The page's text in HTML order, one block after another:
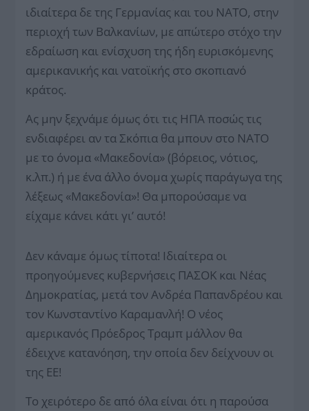
ιδιαίτερα δε της Γερμανίας και του ΝΑΤΟ, στην
περιοχή των Βαλκανίων, με απώτερο στόχο την
εδραίωση και ενίσχυση της ήδη ευρισκόμενης
αμερικανικής και νατοϊκής στο σκοπιανό
κράτος.
Ας μην ξεχνάμε όμως ότι τις ΗΠΑ ποσώς τις
ενδιαφέρει αν τα Σκόπια θα μπουν στο ΝΑΤΟ
με το όνομα «Μακεδονία» (βόρειος, νότιος,
κ.λπ.) ή με ένα άλλο όνομα χωρίς παράγωγα της
λέξεως «Μακεδονία»! Θα μπορούσαμε να
είχαμε κάνει κάτι γι’ αυτό!
Δεν κάναμε όμως τίποτα! Ιδιαίτερα οι
προηγούμενες κυβερνήσεις ΠΑΣΟΚ και Νέας
Δημοκρατίας, μετά τον Ανδρέα Παπανδρέου και
τον Κωνσταντίνο Καραμανλή! Ο νέος
αμερικανός Πρόεδρος Τραμπ μάλλον θα
έδειχνε κατανόηση, την οποία δεν δείχνουν οι
της ΕΕ!
Το χειρότερο δε από όλα είναι ότι η παρούσα